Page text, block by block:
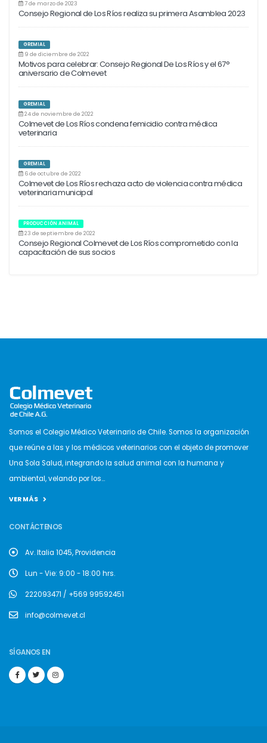
7 de marzo de 2023
Consejo Regional de Los Ríos realiza su primera Asamblea 2023
GREMIAL
9 de diciembre de 2022
Motivos para celebrar: Consejo Regional De Los Ríos y el 67°
aniversario de Colmevet
GREMIAL
24 de noviembre de 2022
Colmevet de Los Ríos condena femicidio contra médica
veterinaria
GREMIAL
6 de octubre de 2022
Colmevet de Los Ríos rechaza acto de violencia contra médica
veterinaria municipal
PRODUCCIÓN ANIMAL
23 de septiembre de 2022
Consejo Regional Colmevet de Los Ríos comprometido con la
capacitación de sus socios
Somos el Colegio Médico Veterinario de Chile. Somos la organización
que reúne a las y los médicos veterinarios con el objeto de promover
Una Sola Salud, integrando la salud animal con la humana y
ambiental, velando por los...
VER MÁS
CONTÁCTENOS
Av. Italia 1045, Providencia
Lun - Vie: 9:00 - 18:00 hrs.
222093471 / +569 99592451
info@colmevet.cl
SÍGANOS EN